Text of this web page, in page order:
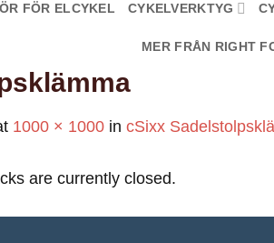
FÖR ELCYKEL CYKELVERKTYG
MER FRÅN RIGHT
1000 × 1000 incSixx
are currently closed.